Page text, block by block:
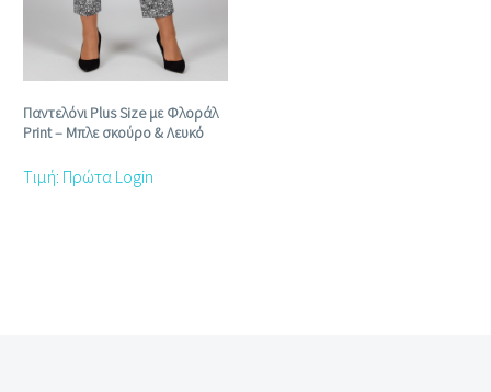
Παντελόνι Plus Size με Φλοράλ
Print – Μπλε σκούρο & Λευκό
Τιμή: Πρώτα Login